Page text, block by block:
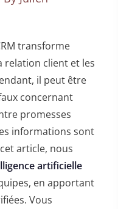
transforme
relation client et les
il peut être
concernant
promesses
informations sont
article, nous
artificielle
en apportant
Vous